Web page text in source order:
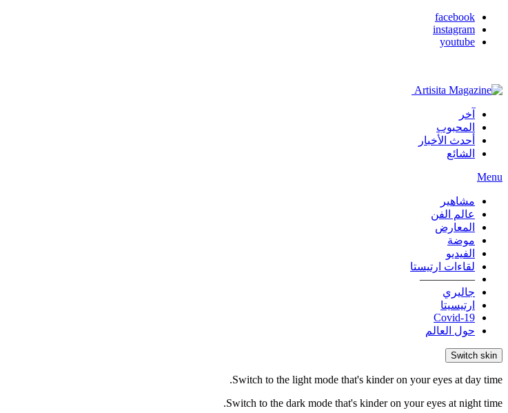
facebook
instagram
youtube
آخر
المحبوب
أحدث الأخبار
الشائع
Menu
مشاهير
عالم الفن
المعارض
موضة
الفيديو
لقاءات ارتيستا
—————
جاليري
ارتيسيتا
Covid-19
حول العالم
Switch skin
Switch to the light mode that's kinder on your eyes at day time.
Switch to the dark mode that's kinder on your eyes at night time.